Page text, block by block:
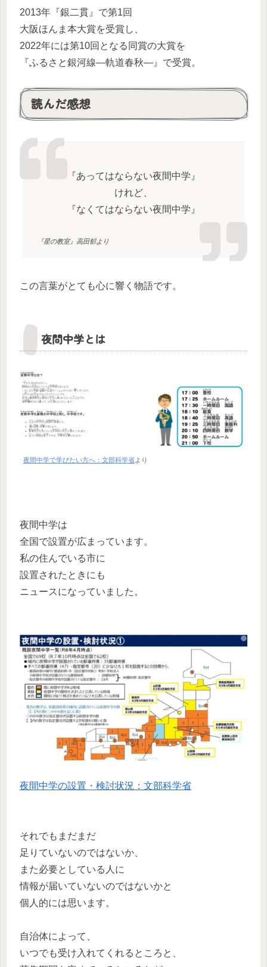
2013年『銀二貫』で第1回
大阪ほんま本大賞を受賞し、
2022年には第10回となる同賞の大賞を
『ふるさと銀河線―軌道春秋―』で受賞。
読んだ感想
『あってはならない夜間中学』
けれど、
『なくてはならない夜間中学』
『星の教室』高田郁より
この言葉がとても心に響く物語です。
夜間中学とは
夜間中学で学びたい方へ：文部科学省より
夜間中学は
全国で設置が広まっています。
私の住んでいる市に
設置されたときにも
ニュースになっていました。
夜間中学の設置・検討状況：文部科学省
それでもまだまだ
足りていないのではないか、
また必要としている人に
情報が届いていないのではないかと
個人的には思います。
自治体によって、
いつでも受け入れてくれるところと、